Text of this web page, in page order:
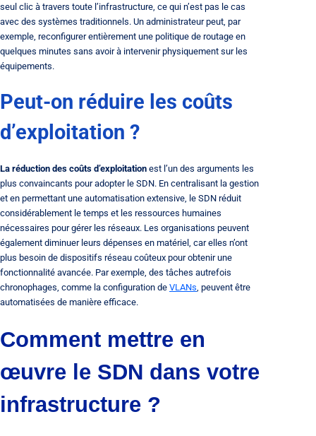
seul clic à travers toute l’infrastructure, ce qui n’est pas le cas
avec des systèmes traditionnels. Un administrateur peut, par
exemple, reconfigurer entièrement une politique de routage en
quelques minutes sans avoir à intervenir physiquement sur les
équipements.
Peut-on réduire les coûts
d’exploitation ?
La réduction des coûts d’exploitation est l’un des arguments les
plus convaincants pour adopter le SDN. En centralisant la gestion
et en permettant une automatisation extensive, le SDN réduit
considérablement le temps et les ressources humaines
nécessaires pour gérer les réseaux. Les organisations peuvent
également diminuer leurs dépenses en matériel, car elles n’ont
plus besoin de dispositifs réseau coûteux pour obtenir une
fonctionnalité avancée. Par exemple, des tâches autrefois
chronophages, comme la configuration de VLANs, peuvent être
automatisées de manière efficace.
Comment mettre en
œuvre le SDN dans votre
infrastructure ?